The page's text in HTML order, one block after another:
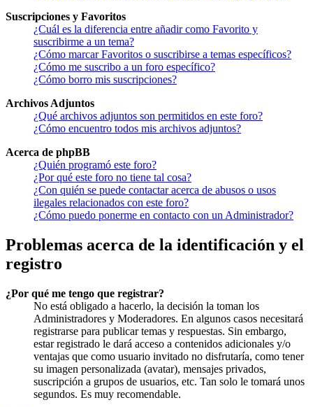
Suscripciones y Favoritos
¿Cuál es la diferencia entre añadir como Favorito y
suscribirme a un tema?
¿Cómo marcar Favoritos o suscribirse a temas específicos?
¿Cómo me suscribo a un foro específico?
¿Cómo borro mis suscripciones?
Archivos Adjuntos
¿Qué archivos adjuntos son permitidos en este foro?
¿Cómo encuentro todos mis archivos adjuntos?
Acerca de phpBB
¿Quién programó este foro?
¿Por qué este foro no tiene tal cosa?
¿Con quién se puede contactar acerca de abusos o usos
ilegales relacionados con este foro?
¿Cómo puedo ponerme en contacto con un Administrador?
Problemas acerca de la identificación y el
registro
¿Por qué me tengo que registrar?
No está obligado a hacerlo, la decisión la toman los
Administradores y Moderadores. En algunos casos necesitará
registrarse para publicar temas y respuestas. Sin embargo,
estar registrado le dará acceso a contenidos adicionales y/o
ventajas que como usuario invitado no disfrutaría, como tener
su imagen personalizada (avatar), mensajes privados,
suscripción a grupos de usuarios, etc. Tan solo le tomará unos
segundos. Es muy recomendable.